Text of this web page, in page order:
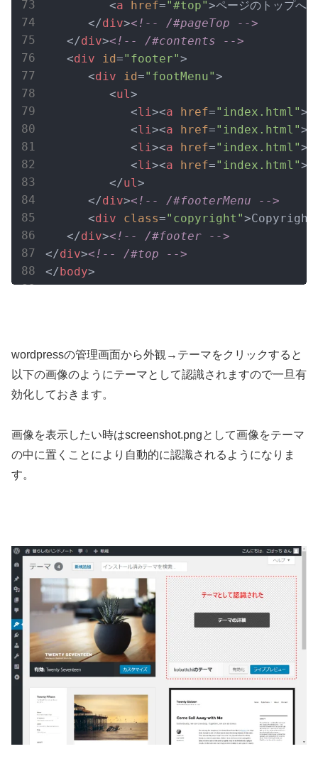
<a href="#top">ページのトップへ
</div><!-- /#pageTop -->
</div><!-- /#contents -->
<div id="footer">
<div id="footMenu">
<ul >
<li ><a href="index.html">
<li ><a href="index.html">
<li ><a href="index.html">
<li ><a href="index.html">
</ul >
</div><!-- /#footerMenu -->
<div class="copyright">Copyright
</div><!-- /#footer -->
</div><!-- /#top -->
</body>
wordpressの管理画面から外観→テーマをクリックすると
以下の画像のようにテーマとして認識されますので一旦有
効化しておきます。
画像を表示したい時はscreenshot.pngとして画像をテーマ
の中に置くことにより自動的に認識されるようになりま
す。